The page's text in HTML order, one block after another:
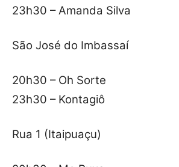
23h30 – Amanda Silva
São José do Imbassaí
20h30 – Oh Sorte
23h30 – Kontagiô
Rua 1 (Itaipuaçu)